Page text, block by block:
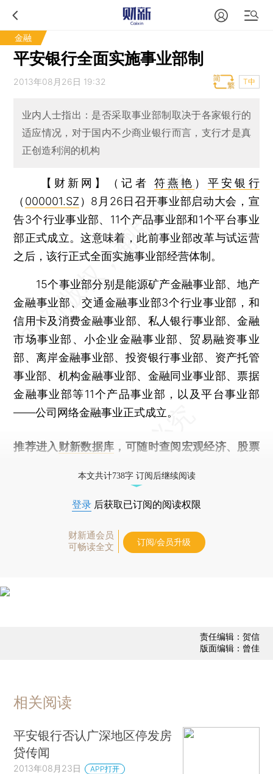
金融
平安银行全面实施事业部制
2013年08月26日 19:32 T中
业内人士指出：是否采取事业部制取决于各家银行的
适应情况，对于国内不少商业银行而言，支行才是真
正创造利润的机构
【财新网】（记者 符燕艳 ）平安银行
（ 000001.SZ ）8月26日召开事业部启动大会，宣
告3个行业事业部、11个产品事业部和1个平台事业
部正式成立。这意味着，此前事业部改革与试运营
之后，该行正式全面实施事业部经营体制。
15个事业部分别是能源矿产金融事业部、地产
金融事业部、交通金融事业部3个行业事业部，和
信用卡及消费金融事业部、私人银行事业部、金融
市场事业部、小企业金融事业部、贸易融资事业
部、离岸金融事业部、投资银行事业部、资产托管
事业部、机构金融事业部、金融同业事业部、票据
金融事业部等11个产品事业部，以及平台事业部
——公司网络金融事业正式成立。
推荐进入 财新数据库 ，可随时查阅宏观经济、股票
本文共计738字 订阅后继续阅读
登录 后获取已订阅的阅读权限
财新通会员
可畅读全文
订阅/会员升级
责任编辑：贺信
版面编辑：曾佳
相关阅读
平安银行否认广深地区停发房
贷传闻
2013年08月23日 APP打开